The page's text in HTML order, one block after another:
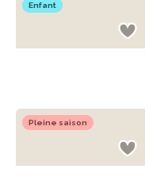
Enfant
Pleine saison